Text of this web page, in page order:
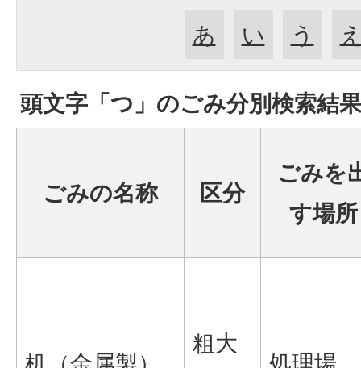
あ い う
頭文字「つ 」のごみ分別検索結
ごみの名称 区分
ごみを
す場所
粗大